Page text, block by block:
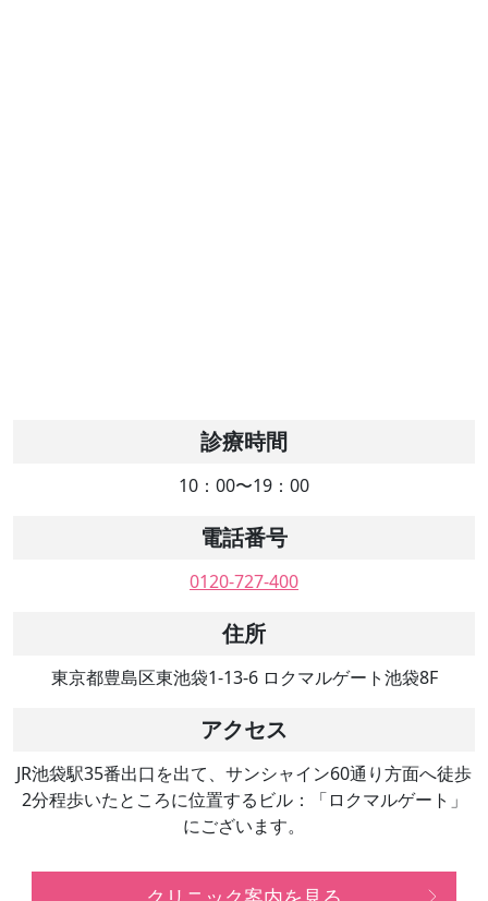
診療時間
10：00〜19：00
電話番号
0120-727-400
住所
東京都豊島区東池袋1-13-6 ロクマルゲート池袋8F
アクセス
JR池袋駅35番出口を出て、サンシャイン60通り方面へ徒歩
2分程歩いたところに位置するビル：「ロクマルゲート」
にございます。